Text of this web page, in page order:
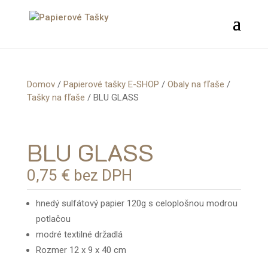
Domov/ Papierové tašky E-SHOP / Obaly na fľaše /
Tašky na fľaše / BLU GLASS
BLU GLASS
0,75 € bez DPH
hnedý sulfátový papier 120g s celoplošnou modrou
potlačou
modré textilné držadlá
Rozmer 12 x 9 x 40 cm